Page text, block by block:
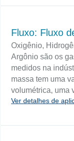
velocidades
chaves de fluxo
as taxas de fluxo
permitindo
quando eles saem
DE AR
pressão maior
Fluxo: Fluxo
Oxigênio,
Argônio são os
medidos na
massa tem uma
volumétrica, uma
de pressão e
Ver detalhes de